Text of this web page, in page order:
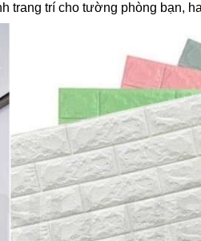
trí cho tường phòng bạn,